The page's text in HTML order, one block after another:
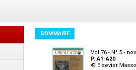
SOMMAIRE
Vol 76 - N° 5 -
P. A1-A20
© Elsevier